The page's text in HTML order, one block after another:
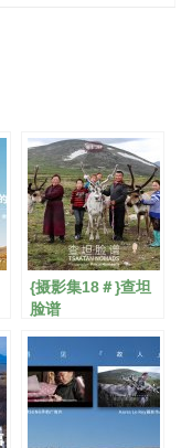
{摄影集18＃}查坦
脸谱